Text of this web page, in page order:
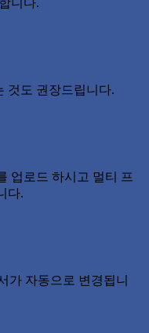
것도 권장드립니다.
업로드 하시고 멀티 프
다.
가 자동으로 변경됩니